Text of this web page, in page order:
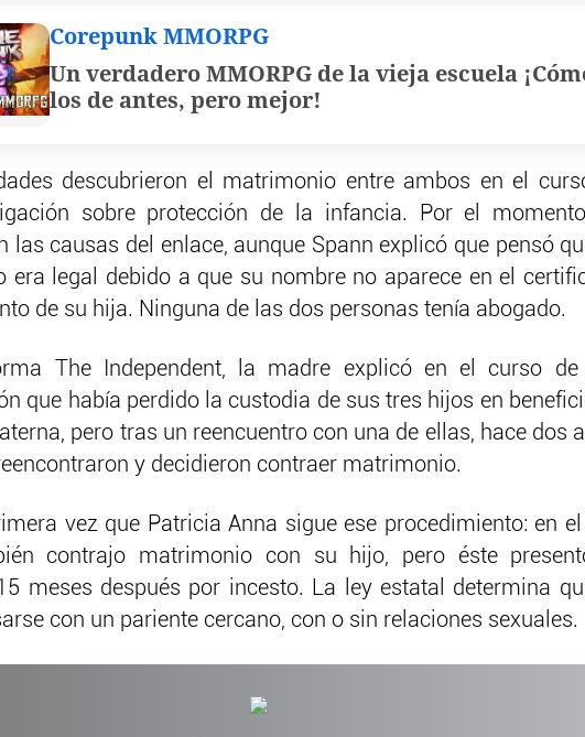
Corepunk MMORPG
Un verdadero MMORPG de la vieja escuela
los de antes, pero mejor!
descubrieron el matrimonio entre ambos en el
sobre protección de la infancia. Por el
las causas del enlace, aunque Spann explicó que pensó
era legal debido a que su nombre no aparece en el
de su hija. Ninguna de las dos personas tenía abogado.
The Independent, la madre explicó en el curso de
que había perdido la custodia de sus tres hijos en
pero tras un reencuentro con una de ellas, hace dos
y decidieron contraer matrimonio.
vez que Patricia Anna sigue ese procedimiento: en
contrajo matrimonio con su hijo, pero éste
meses después por incesto. La ley estatal determina
con un pariente cercano, con o sin relaciones sexuales.